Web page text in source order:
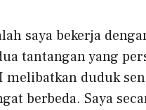
saya bekerja
tantangan yang
melibatkan duduk
berbeda. Saya